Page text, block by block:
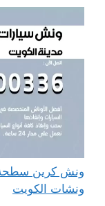
ونشات الكويت